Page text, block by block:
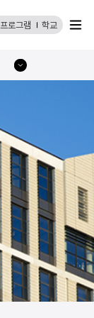
프로그램 학교